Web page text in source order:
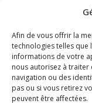
Afin de vous offrir la
technologies telles que
informations de votre
nous autorisez à
navigation ou des
pas ou si vous retirez
peuvent être affectées.